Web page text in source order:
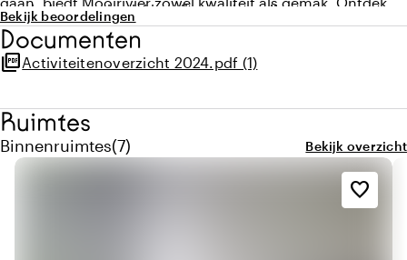
met huisgemaakte lekkernijen tot luxe diners.
hoe onze locatie jouw zakelijke bijeenkomsten kan
versterken.
Bekijk beoordelingen
Documenten
picture_as_pdfActiviteitenoverzicht 2024.pdf (1)
Ruimtes
Binnenruimtes
Aantal binnenruimtes: 7
(7) Bekijk overzicht
favorite_border